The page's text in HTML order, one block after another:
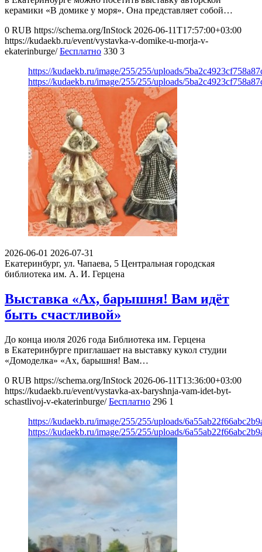
керамики «В домике у моря». Она представляет собой…
0 RUB https://schema.org/InStock 2026-06-11T17:57:00+03:00
https://kudaekb.ru/event/vystavka-v-domike-u-morja-v-
ekaterinburge/ Бесплатно 330 3
https://kudaekb.ru/image/255/255/uploads/
https://kudaekb.ru/image/255/255/uploads/
2026-06-01 2026-07-31
Екатеринбург, ул. Чапаева, 5 Центральная городская
библиотека им. А. И. Герцена
Выставка «Ах, барышня! Вам идёт
быть счастливой»
До конца июля 2026 года Библиотека им. Герцена
в Екатеринбурге приглашает на выставку кукол студии
«Домоделка» «Ах, барышня! Вам…
0 RUB https://schema.org/InStock 2026-06-11T13:36:00+03:00
https://kudaekb.ru/event/vystavka-ax-baryshnja-vam-idet-byt-
schastlivoj-v-ekaterinburge/ Бесплатно 296 1
https://kudaekb.ru/image/255/255/uploads/
https://kudaekb.ru/image/255/255/uploads/